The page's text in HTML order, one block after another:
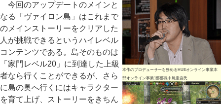
本作のプロデューサーを務めるHUEオンライン事業本
部オンライン事業1部部長中尾圭吾氏
今回のアップデートのメインと
なる「ヴァイロン島」はこれまで
のメインストーリーをクリアした
人が挑戦できるというハイレベル
コンテンツである。島そのものは
「家門レベル20」に到達した上級
者なら行くことができるが、さら
に島の奥へ行くにはキャラクター
を育て上げ、ストーリーをきちん